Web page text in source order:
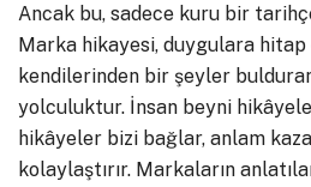
Ancak bu, sadece kuru bir
Marka hikayesi, duygulara hitap
kendilerinden bir şeyler
yolculuktur. İnsan beyni
hikâyeler bizi bağlar, anlam
kolaylaştırır. Markaların